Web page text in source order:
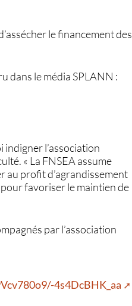
le financement des
dans le média SPLANN :
l’association
« La FNSEA assume
profit d’agrandissement
favoriser le maintien de
par l’association
4s4DcBHK_aa